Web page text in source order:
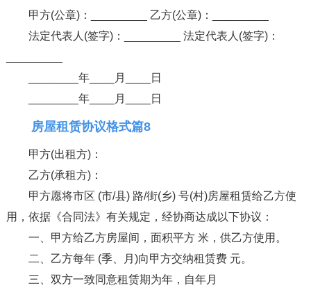
甲方(公章)：_________ 乙方(公章)：_________
法定代表人(签字)：_________ 法定代表人(签字)：
________年____月____日
________年____月____日
房屋租赁协议格式篇8
甲方(出租方)：
乙方(承租方)：
甲方愿将市区 (市/县) 路/街(乡) 号(村)房屋租赁给乙方使
用，依据《合同法》有关规定，经协商达成以下协议：
一、甲方给乙方房屋间，面积平方 米，供乙方使用。
二、乙方每年 (季、月)向甲方交纳租赁费 元。
三、双方一致同意租赁期为年，自年月